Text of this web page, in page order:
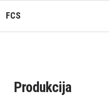
FCS
Produkcija